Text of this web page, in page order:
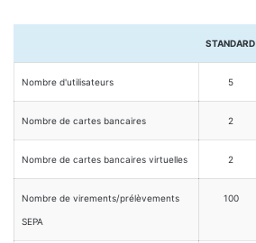
STANDARD
Nombre d'utilisateurs 5
Nombre de cartes bancaires 2
Nombre de cartes bancaires virtuelles 2
Nombre de virements/prélèvements
SEPA
100